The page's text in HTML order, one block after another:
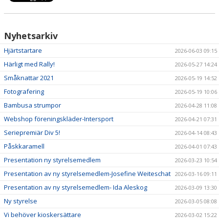
SAMARBETSPARTNERS
Nyhetsarkiv
Hjärtstartare 2026-06-03 09:15
Härligt med Rally! 2026-05-27 14:24
Småknattar 2021 2026-05-19 14:52
Fotografering 2026-05-19 10:06
Bambusa strumpor 2026-04-28 11:08
Webshop föreningskläder-Intersport 2026-04-21 07:31
Seriepremiär Div 5! 2026-04-14 08:43
Påskkaramell 2026-04-01 07:43
Presentation ny styrelsemedlem 2026-03-23 10:54
Presentation av ny styrelsemedlem-Josefine Weiteschat 2026-03-16 09:11
Presentation av ny styrelsemedlem- Ida Aleskog 2026-03-09 13:30
Ny styrelse 2026-03-05 08:08
Vi behöver kioskersättare 2026-03-02 15:22